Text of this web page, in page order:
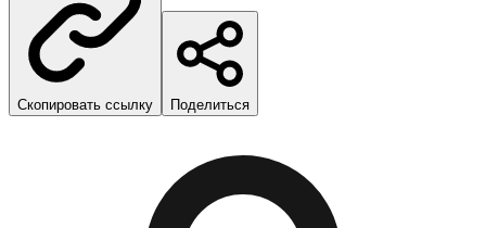
Скопировать ссылку Поделиться